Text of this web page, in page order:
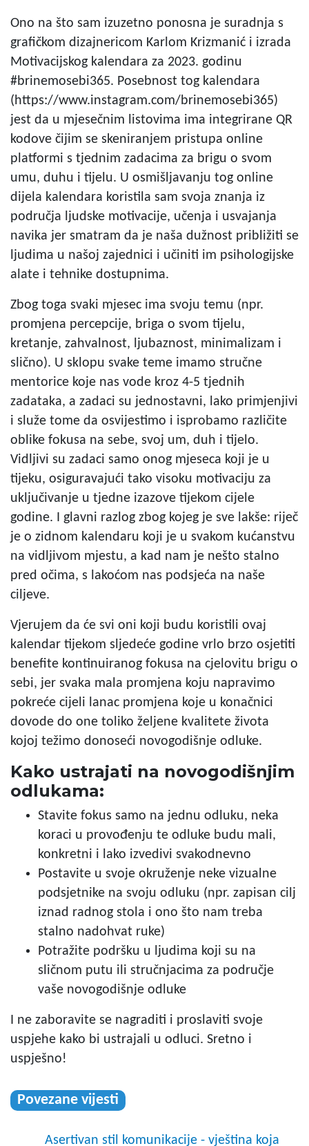
Ono na što sam izuzetno ponosna je suradnja s
grafičkom dizajnericom Karlom Krizmanić i izrada
Motivacijskog kalendara za 2023. godinu
#brinemosebi365. Posebnost tog kalendara
(https://www.instagram.com/brinemosebi365)
jest da u mjesečnim listovima ima integrirane QR
kodove čijim se skeniranjem pristupa online
platformi s tjednim zadacima za brigu o svom
umu, duhu i tijelu. U osmišljavanju tog online
dijela kalendara koristila sam svoja znanja iz
područja ljudske motivacije, učenja i usvajanja
navika jer smatram da je naša dužnost približiti se
ljudima u našoj zajednici i učiniti im psihologijske
alate i tehnike dostupnima.
Zbog toga svaki mjesec ima svoju temu (npr.
promjena percepcije, briga o svom tijelu,
kretanje, zahvalnost, ljubaznost, minimalizam i
slično). U sklopu svake teme imamo stručne
mentorice koje nas vode kroz 4-5 tjednih
zadataka, a zadaci su jednostavni, lako primjenjivi
i služe tome da osvijestimo i isprobamo različite
oblike fokusa na sebe, svoj um, duh i tijelo.
Vidljivi su zadaci samo onog mjeseca koji je u
tijeku, osiguravajući tako visoku motivaciju za
uključivanje u tjedne izazove tijekom cijele
godine. I glavni razlog zbog kojeg je sve lakše: riječ
je o zidnom kalendaru koji je u svakom kućanstvu
na vidljivom mjestu, a kad nam je nešto stalno
pred očima, s lakoćom nas podsjeća na naše
ciljeve.
Vjerujem da će svi oni koji budu koristili ovaj
kalendar tijekom sljedeće godine vrlo brzo osjetiti
benefite kontinuiranog fokusa na cjelovitu brigu o
sebi, jer svaka mala promjena koju napravimo
pokreće cijeli lanac promjena koje u konačnici
dovode do one toliko željene kvalitete života
kojoj težimo donoseći novogodišnje odluke.
Kako ustrajati na novogodišnjim
odlukama:
Stavite fokus samo na jednu odluku, neka
koraci u provođenju te odluke budu mali,
konkretni i lako izvedivi svakodnevno
Postavite u svoje okruženje neke vizualne
podsjetnike na svoju odluku (npr. zapisan cilj
iznad radnog stola i ono što nam treba
stalno nadohvat ruke)
Potražite podršku u ljudima koji su na
sličnom putu ili stručnjacima za područje
vaše novogodišnje odluke
I ne zaboravite se nagraditi i proslaviti svoje
uspjehe kako bi ustrajali u odluci. Sretno i
uspješno!
Povezane vijesti
Asertivan stil komunikacije - vještina koja